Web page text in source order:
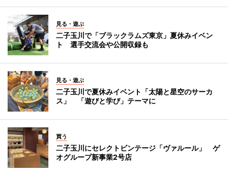
見る・遊ぶ
二子玉川で「ブラックラムズ東京」夏休みイベン
ト 選手交流会や公開収録も
見る・遊ぶ
二子玉川で夏休みイベント「太陽と星空のサーカ
ス」 「遊びと学び」テーマに
買う
二子玉川にセレクトビンテージ「ヴァルール」 ゲ
オグループ新事業2号店